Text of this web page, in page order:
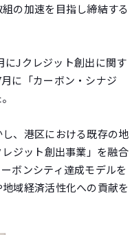
の加速を目指し締結する
にJクレジット創出に関す
に「カーボン・シナジ
、港区における既存の地
ジット創出事業」を融合
ボンシティ達成モデルを
域経済活性化への貢献を